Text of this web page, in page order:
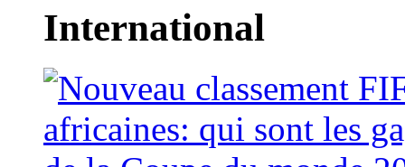
International